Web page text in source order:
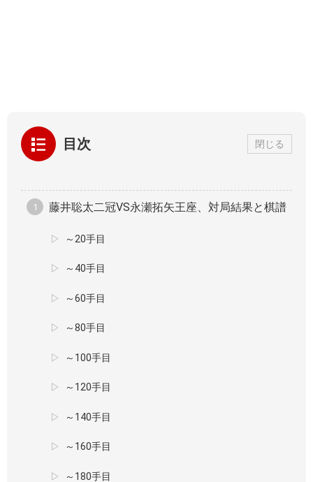
目次 閉じる
藤井聡太二冠VS永瀬拓矢王座、対局結果と棋譜
～20手目
～40手目
～60手目
～80手目
～100手目
～120手目
～140手目
～160手目
～180手目